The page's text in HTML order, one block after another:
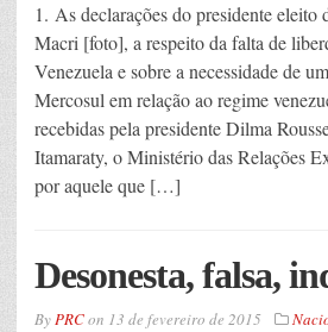
1. As declarações do presidente
Macri [foto], a respeito da falta de
Venezuela e sobre a necessidade de
Mercosul em relação ao regime
recebidas pela presidente Dilma
Itamaraty, o Ministério das Relações
por aquele que […]
Desonesta, falsa,
ByPRCon 13 de fevereiro de 2015